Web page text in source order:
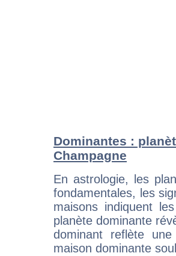
Dominantes :
Champagne
En astrologie, les
fondamentales, les
maisons indiquent
planète dominante
dominant reflète
maison dominante